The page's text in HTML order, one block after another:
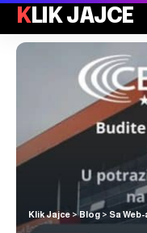
KLIK JAJCE
Klik Jajce>Blog > Sa Web-